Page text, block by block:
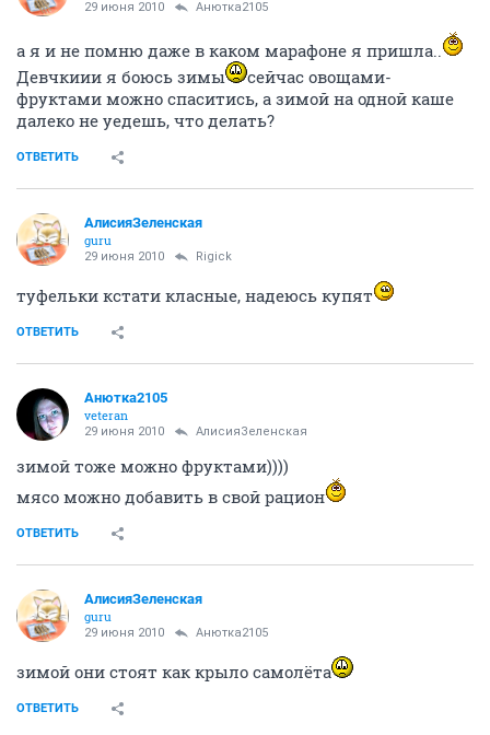
29 июня 2010 Анютка2105
а я и не помню даже в каком марафоне я пришла..
Девчкиии я боюсь зимы
сейчас овощами-
фруктами можно спаситись, а зимой на одной каше
далеко не уедешь, что делать?
ОТВЕТИТЬ
АлисияЗеленская
guru
29 июня 2010 Rigick
туфельки кстати класные, надеюсь купят
ОТВЕТИТЬ
Анютка2105
veteran
29 июня 2010 АлисияЗеленская
зимой тоже можно фруктами))))
мясо можно добавить в свой рацион
ОТВЕТИТЬ
АлисияЗеленская
guru
29 июня 2010 Анютка2105
зимой они стоят как крыло самолёта
ОТВЕТИТЬ